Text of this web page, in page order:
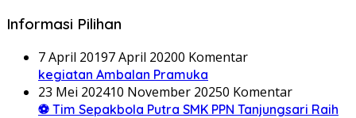
Informasi Pilihan
7 April 20197 April 20200 Komentar
kegiatan Ambalan Pramuka
23 Mei 202410 November 20250 Komentar
⚽ Tim Sepakbola Putra SMK PPN Tanjungsari Raih